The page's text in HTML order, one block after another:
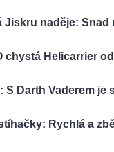
Jiskru naděje:
chystá Helicarrier
S Darth Vaderem je
Rychlá a